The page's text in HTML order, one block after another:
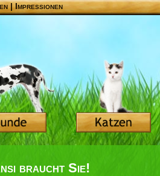
|Impressionen
braucht Sie!